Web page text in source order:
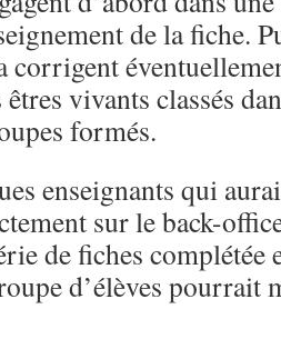
de la fiche.
corrigent
êtres vivants classés
formés.
enseignants qui
sur le back-
de fiches complétée
d’élèves pourrait